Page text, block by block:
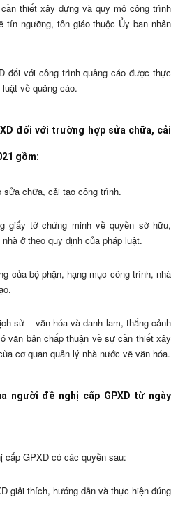
thiết xây dựng và quy mô công trình
tín ngưỡng, tôn giáo thuộc Ủy ban nhân
đối với công trình quảng cáo được thực
về quảng cáo.
đối với trường hợp sửa chữa, cải
gồm:
sửa chữa, cải tạo công trình.
giấy tờ chứng minh về quyền sở hữu,
ở theo quy định của pháp luật.
của bộ phận, hạng mục công trình, nhà
sử – văn hóa và danh lam, thắng cảnh
văn bản chấp thuận về sự cần thiết xây
cơ quan quản lý nhà nước về văn hóa.
người đề nghị cấp GPXD từ ngày
cấp GPXD có các quyền sau:
giải thích, hướng dẫn và thực hiện đúng